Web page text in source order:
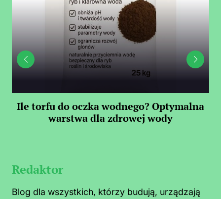
Ile torfu do oczka wodnego? Optymalna
warstwa dla zdrowej wody
Redaktor
Blog dla wszystkich, którzy budują, urządzają